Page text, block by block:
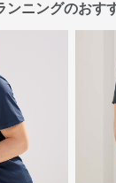
ンニングのおす